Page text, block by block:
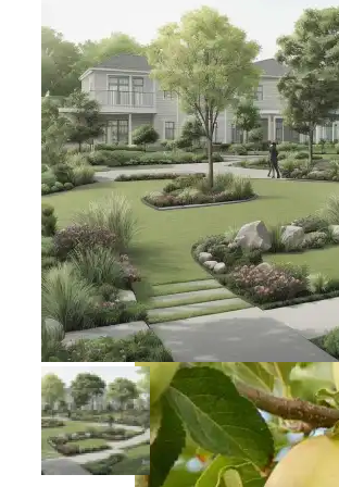
Монтаж Встроенных
Замера До Установки
Вашего Участка
Корректировка
Изменения Для Вашего
Жемчужина Абхазии —
Советы По
Выбор Сорта И Уход